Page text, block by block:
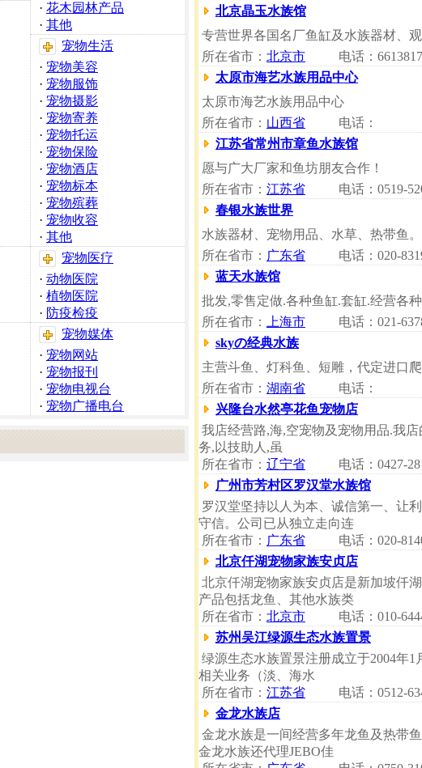
· 花木园林产品
· 其他
宠物生活
· 宠物美容
· 宠物服饰
· 宠物摄影
· 宠物寄养
· 宠物托运
· 宠物保险
· 宠物酒店
· 宠物标本
· 宠物殡葬
· 宠物收容
· 其他
宠物医疗
· 动物医院
· 植物医院
· 防疫检疫
宠物媒体
· 宠物网站
· 宠物报刊
· 宠物电视台
· 宠物广播电台
北京晶玉水族馆
专营世界各国名厂鱼缸及水族器材、
所在省市： 北京市 电话：
太原市海艺水族用品中心
太原市海艺水族用品中心
所在省市： 山西省 电话：
江苏省常州市章鱼水族馆
愿与广大厂家和鱼坊朋友合作！
所在省市： 江苏省 电话：0519-
春银水族世界
水族器材、宠物用品、水草、热带鱼
所在省市： 广东省 电话：020-
蓝天水族馆
批发,零售定做.各种鱼缸.套缸.经营各种
所在省市：
上海市 电话：021-
skyの经典水族
主营斗鱼、灯科鱼、短雕，代定进口
所在省市： 湖南省 电话：
兴隆台水然亭花鱼宠物店
我店经营路,海,空宠物及宠物用品.我
务,以技助人,虽
所在省市： 辽宁省 电话：0427-
广州市芳村区罗汉堂水族馆
罗汉堂坚持以人为本、诚信第一、让
守信。公司已从独立走向连
所在省市： 广东省 电话：020-
北京仟湖宠物家族安贞店
北京仟湖宠物家族安贞店是新加坡仟
产品包括龙鱼、其他水族类
所在省市： 北京市 电话：010-
苏州吴江绿源生态水族置景
绿源生态水族置景注册成立于2004年
相关业务（淡、海水
所在省市： 江苏省 电话：0512-
金龙水族店
金龙水族是一间经营多年龙鱼及热带
金龙水族还代理JEBO佳